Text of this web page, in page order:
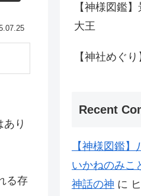
り
る存
【神様図鑑
大王
【神社めぐ
Recent
【神様図鑑
いかねのみこ
神話の神 に